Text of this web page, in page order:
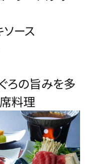
ス
ろの旨みを多
料理